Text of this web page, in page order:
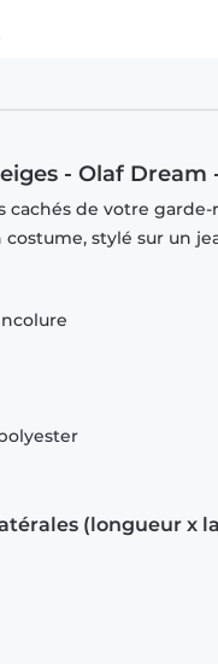
- Olaf
cachés de votre
costume, stylé sur un
(longueur x